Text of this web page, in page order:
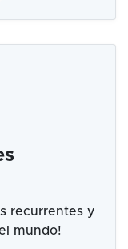
recurrentes y
mundo!